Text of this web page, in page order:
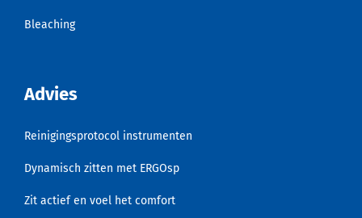
Bleaching
Advies
Reinigingsprotocol instrumenten
Dynamisch zitten met ERGOsp
Zit actief en voel het comfort